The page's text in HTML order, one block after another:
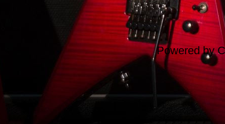
Powered by